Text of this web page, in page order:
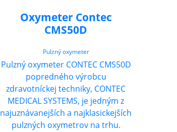
Oxymeter Contec
CMS50D
Pulzný oxymeter
Pulzný oxymeter CONTEC CMS50D
popredného výrobcu
zdravotníckej techniky, CONTEC
MEDICAL SYSTEMS, je jedným z
najuznávanejších a najklasickejších
pulzných oxymetrov na trhu.